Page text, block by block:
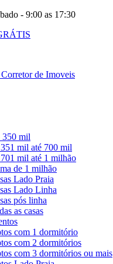
- 9:00 as 17:30
350 mil
mil até 700 mil
mil até 1 milhão
de 1 milhão
Lado Praia
Lado Linha
pós linha
as casas
com 1 dormitório
com 2 dormitórios
com 3 dormitórios ou mais